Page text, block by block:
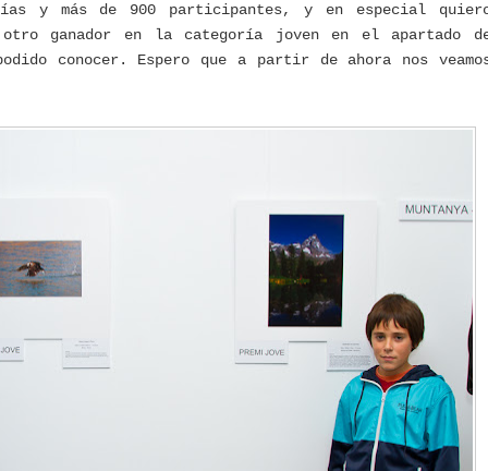
y más de 900 participantes, y en especial
ganador en la categoría joven en el apartado
conocer. Espero que a partir de ahora nos